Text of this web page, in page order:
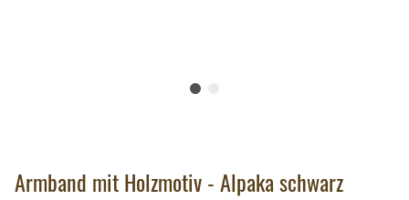
Armband mit Holzmotiv - Alpaka schwarz